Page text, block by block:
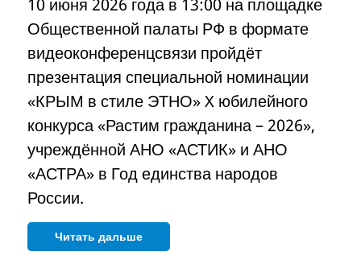
Общественной палаты РФ в формате
видеоконференцсвязи пройдёт
презентация специальной номинации
«КРЫМ в стиле ЭТНО» X юбилейного
конкурса «Растим гражданина – 2026»,
учреждённой АНО «АСТИК» и АНО
«АСТРА» в Год единства народов
России.
Читать дальше